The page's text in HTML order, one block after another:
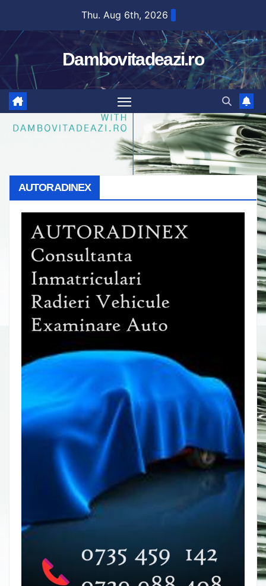
content
Thu. Aug 6th, 2026
Dambovitadeazi.ro
AUTORADINEX